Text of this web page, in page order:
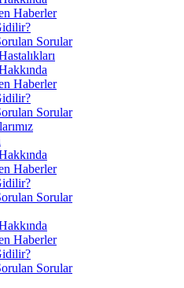
Haberler
Sorular
Haberler
Sorular
Haberler
Sorular
Haberler
Sorular